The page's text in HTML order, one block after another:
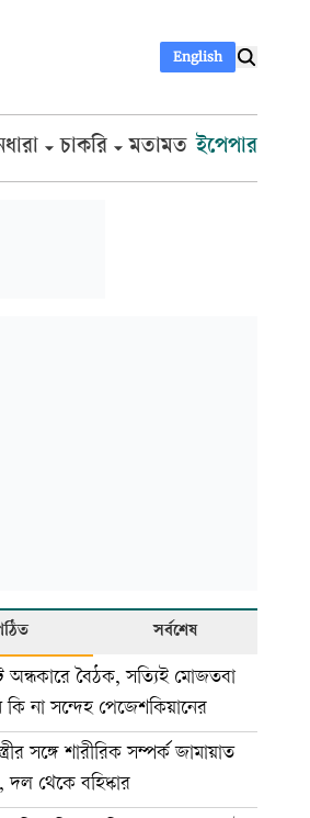
English
চাকরি মতামত ইপেপার
সর্বশেষ
অন্ধকারে বৈঠক, সত্যিই মোজতবা
কি না সন্দেহ পেজেশকিয়ানের
সঙ্গে শারীরিক সম্পর্ক জামায়াত
দল থেকে বহিষ্কার